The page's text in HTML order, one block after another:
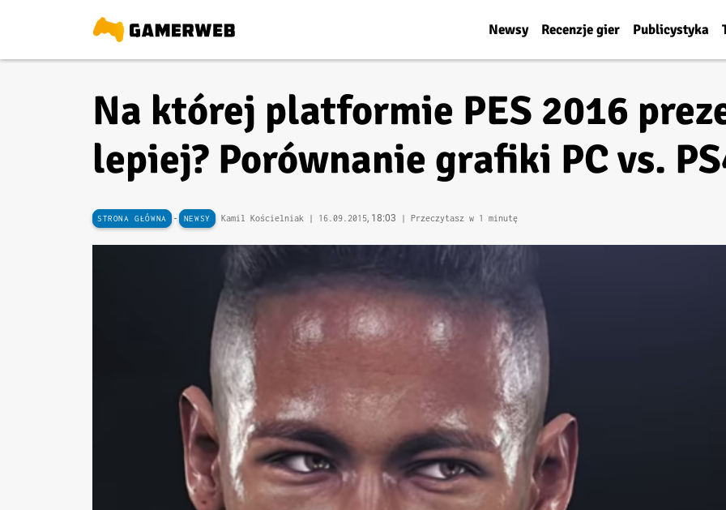
Newsy Recenzje gier Publicystyka
Na której platformie PES 2016
lepiej? Porównanie grafiki PC vs.
STRONA GŁÓWNA - NEWSY Kamil Kościelniak | 16.09.2015, 18:03 | Przeczytasz w 1 minutę